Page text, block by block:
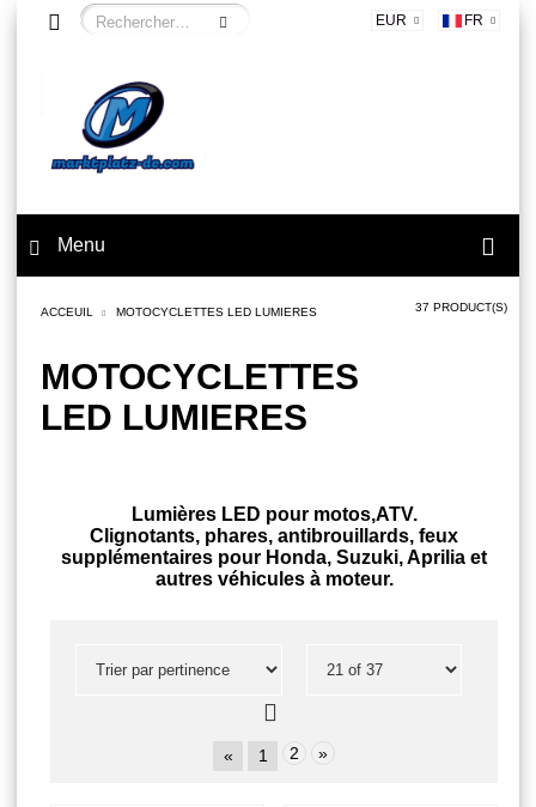
EUR FR
Menu
ACCEUIL MOTOCYCLETTES LED LUMIERES 37 PRODUCT(S)
MOTOCYCLETTES
LED LUMIERES
Lumières LED pour motos,ATV.
Clignotants, phares, antibrouillards, feux
supplémentaires pour Honda, Suzuki, Aprilia et
autres véhicules à moteur.
« 1 2 »